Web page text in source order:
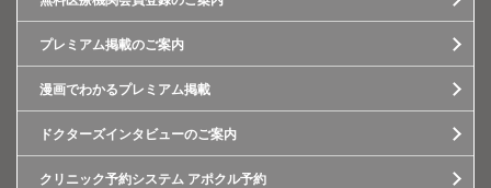
プレミアム掲載のご案内
漫画でわかるプレミアム掲載
ドクターズインタビューのご案内
クリニック予約システム アポクル予約